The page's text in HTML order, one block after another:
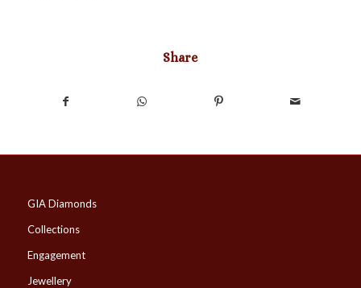
Share
GIA Diamonds
Collections
Engagement
Jewellery